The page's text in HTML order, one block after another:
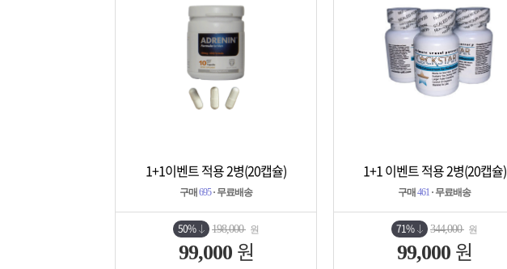
상세보기 담기
1+1이벤트 적용 2병(20캡슐)
구매 695· 무료배송
50% 198,000 원
99,000 원
상세보기 담기
1+1 이벤트 적용 2병(20캡슐)
구매 461 · 무료배송
71% 344,000 원
99,000 원